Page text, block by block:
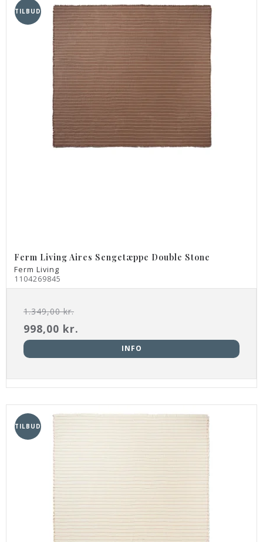
TILBUD
Ferm Living Aires Sengetæppe Double Stone
Ferm Living
1104269845
1.349,00 kr.
998,00 kr.
INFO
TILBUD